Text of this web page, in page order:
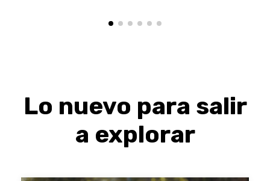
Lo nuevo para salir
a explorar